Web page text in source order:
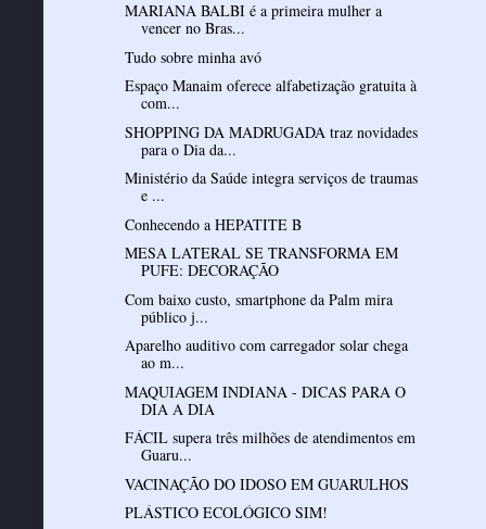
MARIANA BALBI é a primeira mulher a
vencer no Bras...
Tudo sobre minha avó
Espaço Manaim oferece alfabetização gratuita à
com...
SHOPPING DA MADRUGADA traz novidades
para o Dia da...
Ministério da Saúde integra serviços de traumas
e ...
Conhecendo a HEPATITE B
MESA LATERAL SE TRANSFORMA EM
PUFE: DECORAÇÃO
Com baixo custo, smartphone da Palm mira
público j...
Aparelho auditivo com carregador solar chega
ao m...
MAQUIAGEM INDIANA - DICAS PARA O
DIA A DIA
FÁCIL supera três milhões de atendimentos em
Guaru...
VACINAÇÃO DO IDOSO EM GUARULHOS
PLÁSTICO ECOLÓGICO SIM!